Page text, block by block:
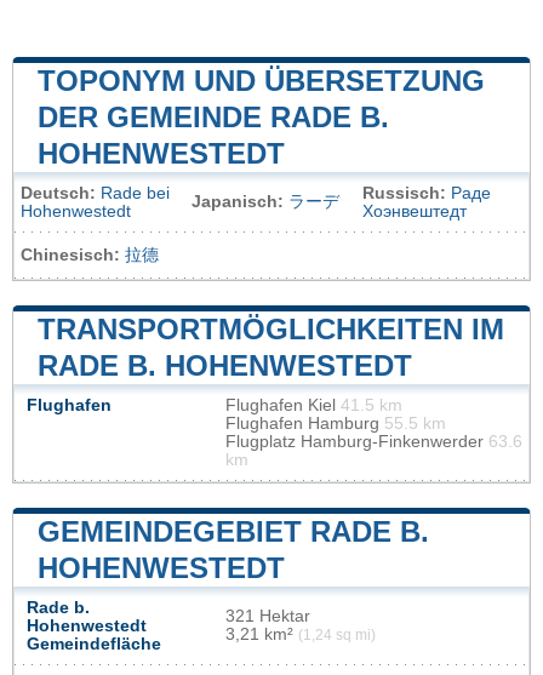
TOPONYM UND ÜBERSETZUNG
DER GEMEINDE RADE B.
HOHENWESTEDT
Deutsch: Rade bei
Hohenwestedt
Japanisch: ラーデ Russisch: Раде
Хоэнвештедт
Chinesisch: 拉德
TRANSPORTMÖGLICHKEITEN IM
RADE B. HOHENWESTEDT
Flughafen Flughafen Kiel 41.5 km
Flughafen Hamburg 55.5 km
Flugplatz Hamburg-Finkenwerder 63.6
km
GEMEINDEGEBIET RADE B.
HOHENWESTEDT
Rade b.
Hohenwestedt
Gemeindefläche
321 Hektar
3,21 km² (1,24 sq mi)